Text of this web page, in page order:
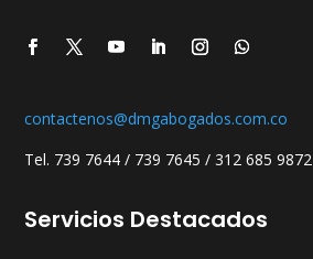
contactenos@dmgabogados.com.co
Tel. 739 7644 / 739 7645 / 312 685 9872
Servicios Destacados